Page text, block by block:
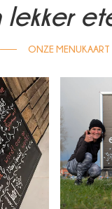
lekker
ONZE MENUKAART